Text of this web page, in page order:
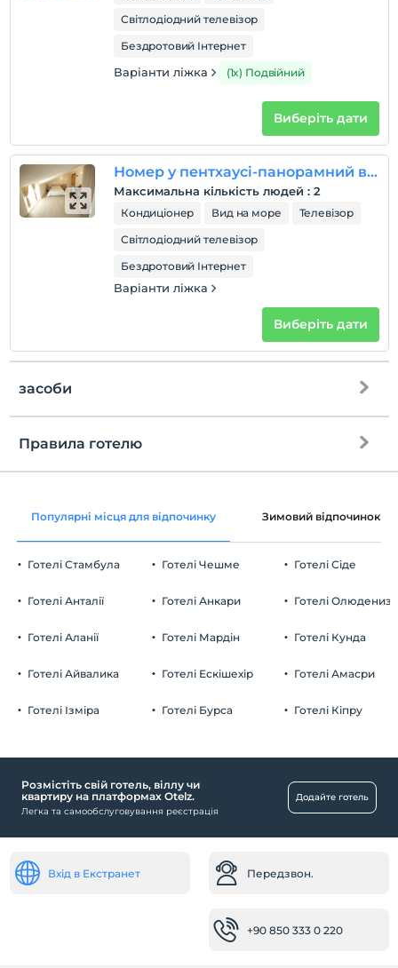
Світлодіодний телевізор
Бездротовий Інтернет
Варіанти ліжка (1x) Подвійний
Виберіть дати
Номер у пентхаусі-панорамний вид на море
Максимальна кількість людей : 2
Кондиціонер Вид на море
Телевізор
Світлодіодний телевізор
Бездротовий Інтернет
Варіанти ліжка
Виберіть дати
засоби
Загальні зони та всі кімнати
Парковка
Безкоштовно Приватна автостоянка
Басейн
Відкритий басейн (сезонний)
Дитячий басейн
Правила готелю
перевірь
Перевірити
Останній 11:00 і раніше
домашня тварина
Плата за дітей віком до 2 не стягується
Популярні місця для відпочинку Зимовий відпочинок
Готелі Стамбула
Готелі Анталії
Готелі Аланії
Готелі Айвалика
Готелі Ізміра
Готелі Чешме
Готелі Анкари
Готелі Мардін
Готелі Ескішехір
Готелі Бурса
Готелі Сіде
Готелі Олюдениза
Готелі Кунда
Готелі Амасри
Готелі Кіпру
Розмістіть свій готель, віллу чи
квартиру на платформах Otelz.
Легка та самообслуговування реєстрація
Додайте готель
Вхід в Екстранет Передзвон.
+90 850 333 0 220